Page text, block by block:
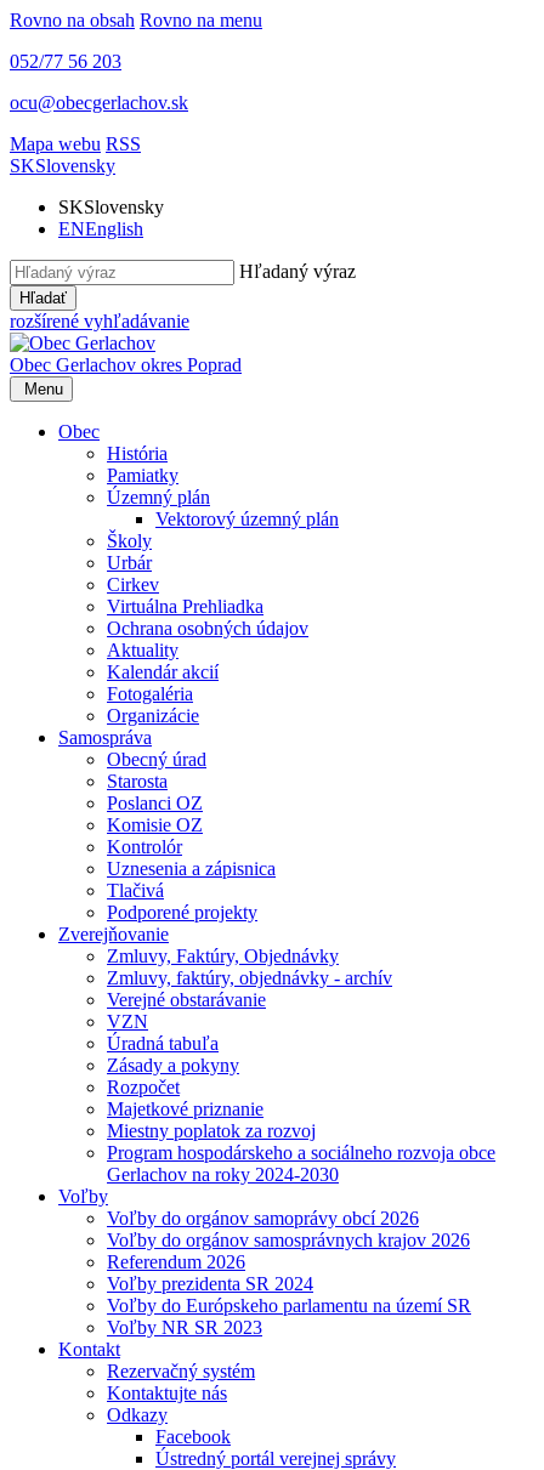
Rovno na obsah Rovno na menu
052/77 56 203
ocu@obecgerlachov.sk
Mapa webu RSS
SKSlovensky
SKSlovensky
ENEnglish
Hľadaný výraz
Hľadať
rozšírené vyhľadávanie
Obec Gerlachov okres Poprad
Menu
Obec
História
Pamiatky
Územný plán
Vektorový územný plán
Školy
Urbár
Cirkev
Virtuálna Prehliadka
Ochrana osobných údajov
Aktuality
Kalendár akcií
Fotogaléria
Organizácie
Samospráva
Obecný úrad
Starosta
Poslanci OZ
Komisie OZ
Kontrolór
Uznesenia a zápisnica
Tlačivá
Podporené projekty
Zverejňovanie
Zmluvy, Faktúry, Objednávky
Zmluvy, faktúry, objednávky - archív
Verejné obstarávanie
VZN
Úradná tabuľa
Zásady a pokyny
Rozpočet
Majetkové priznanie
Miestny poplatok za rozvoj
Program hospodárskeho a sociálneho rozvoja obce
Gerlachov na roky 2024-2030
Voľby
Voľby do orgánov samoprávy obcí 2026
Voľby do orgánov samosprávnych krajov 2026
Referendum 2026
Voľby prezidenta SR 2024
Voľby do Európskeho parlamentu na území SR
Voľby NR SR 2023
Kontakt
Rezervačný systém
Kontaktujte nás
Odkazy
Facebook
Ústredný portál verejnej správy